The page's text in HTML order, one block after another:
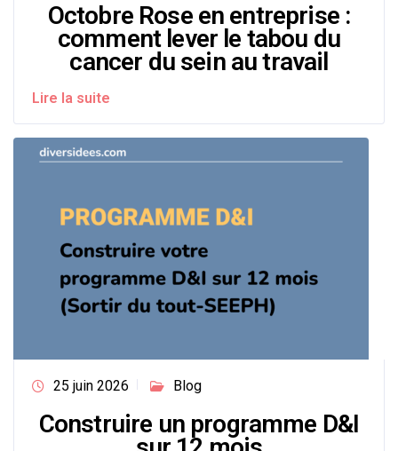
Octobre Rose en entreprise :
comment lever le tabou du
cancer du sein au travail
Lire la suite
25 juin 2026 Blog
Construire un programme D&I